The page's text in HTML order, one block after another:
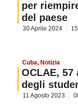
per
del paese
30 Aprile 2024
Cuba, Notizia
OCLAE,
degli
11 Agosto 2023